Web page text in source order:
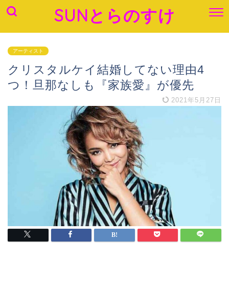
SUNとらのすけ
アーティスト
クリスタルケイ結婚してない理由4
つ！旦那なしも『家族愛』が優先
2021年5月27日